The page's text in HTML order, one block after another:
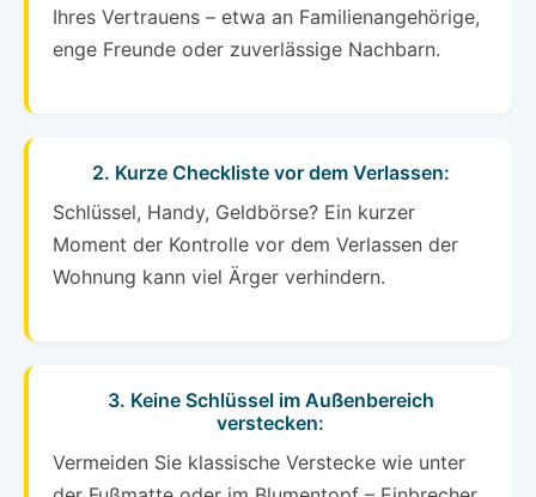
Ihres Vertrauens – etwa an Familienangehörige,
enge Freunde oder zuverlässige Nachbarn.
2. Kurze Checkliste vor dem Verlassen:
Schlüssel, Handy, Geldbörse? Ein kurzer
Moment der Kontrolle vor dem Verlassen der
Wohnung kann viel Ärger verhindern.
3. Keine Schlüssel im Außenbereich
verstecken:
Vermeiden Sie klassische Verstecke wie unter